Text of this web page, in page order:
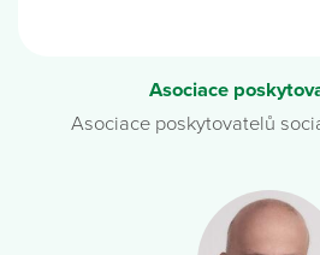
Asociace
Asociace poskytovatelů